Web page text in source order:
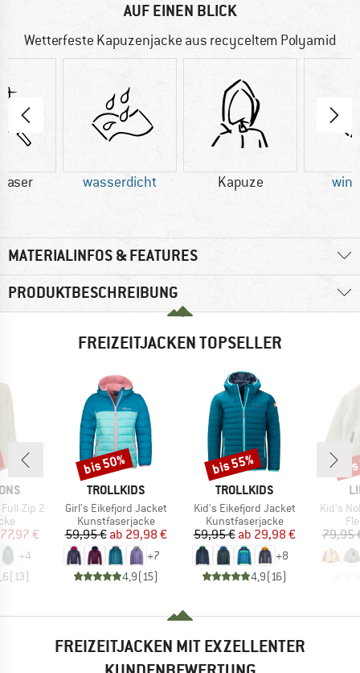
AUF EINEN BLICK
Wetterfeste Kapuzenjacke aus recyceltem Polyamid
wasserdicht Kapuze
MATERIALINFOS & FEATURES
PRODUKTBESCHREIBUNG
FREIZEITJACKEN TOPSELLER
Zip 2
Preis
77,97 €
+4
(13)
MARKE
TROLLKIDS
Artikel
Girl's Eikefjord Jacket
Produktgruppe
Kunstfaserjacke
Preis
59,95 € reduzierter Preis
ab 29,98 €
+7
4,9(15)
Rabatt
bis 50%
MARKE
TROLLKIDS
Artikel
Kid's Eikefjord Jacket
Produktgruppe
Kunstfaserjacke
Preis
59,95 € reduzierter Preis
ab 29,98 €
+8
4,9(16)
Rabatt
bis 55%
Artikel
Kid's
79,95
FREIZEITJACKEN MIT EXZELLENTER